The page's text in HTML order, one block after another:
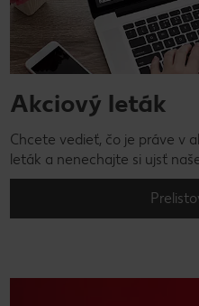
Akciový leták
Chcete vedieť, čo je práve v
leták a nenechajte si ujsť